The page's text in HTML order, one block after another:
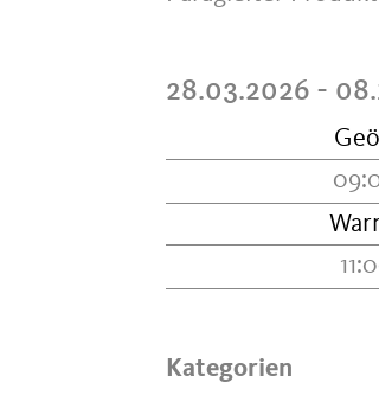
28.03.2026 -
Kategorien